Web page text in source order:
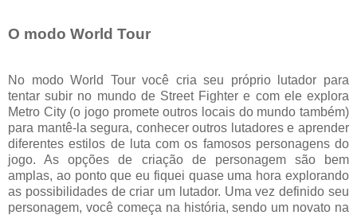
O modo World Tour
No modo World Tour você cria seu próprio lutador para
tentar subir no mundo de Street Fighter e com ele explora
Metro City (o jogo promete outros locais do mundo também)
para mantê-la segura, conhecer outros lutadores e aprender
diferentes estilos de luta com os famosos personagens do
jogo. As opções de criação de personagem são bem
amplas, ao ponto que eu fiquei quase uma hora explorando
as possibilidades de criar um lutador. Uma vez definido seu
personagem, você começa na história, sendo um novato na